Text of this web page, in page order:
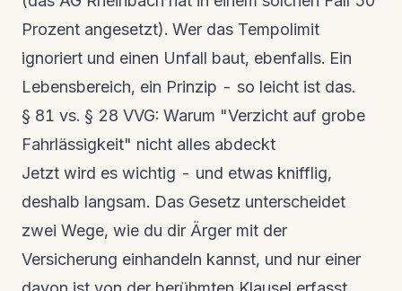
Prozent angesetzt). Wer das Tempolimit
ignoriert und einen Unfall baut, ebenfalls. Ein
Lebensbereich, ein Prinzip - so leicht ist das.
§ 81 vs. § 28 VVG: Warum "Verzicht auf grobe
Fahrlässigkeit" nicht alles abdeckt
Jetzt wird es wichtig - und etwas knifflig,
deshalb langsam. Das Gesetz unterscheidet
zwei Wege, wie du dir Ärger mit der
Versicherung einhandeln kannst, und nur einer